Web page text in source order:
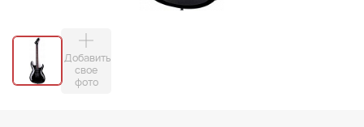
Добавить
свое
фото